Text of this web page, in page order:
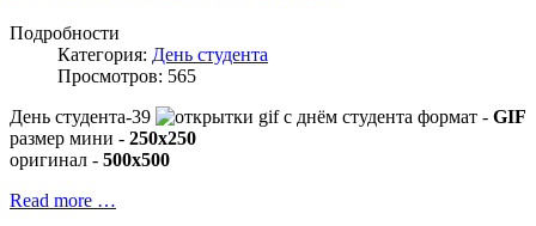
Подробности
Категория: День студента
Просмотров: 565
День студента-39
формат - GIF
размер мини - 250x250
оригинал - 500x500
Read more …